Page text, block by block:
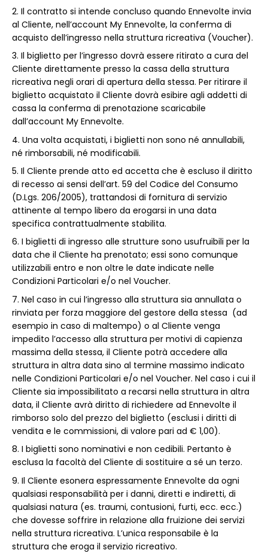
Il contratto si intende concluso quando Ennevolte invia
al Cliente, nell’account My Ennevolte, la conferma di
acquisto dell’ingresso nella struttura ricreativa (Voucher).
Il biglietto per l’ingresso dovrà essere ritirato a cura del
Cliente direttamente presso la cassa della struttura
ricreativa negli orari di apertura della stessa. Per ritirare il
biglietto acquistato il Cliente dovrà esibire agli addetti di
cassa la conferma di prenotazione scaricabile
dall’account My Ennevolte.
Una volta acquistati, i biglietti non sono né annullabili,
né rimborsabili, né modificabili.
Il Cliente prende atto ed accetta che è escluso il diritto
di recesso ai sensi dell’art. 59 del Codice del Consumo
(D.Lgs. 206/2005), trattandosi di fornitura di servizio
attinente al tempo libero da erogarsi in una data
specifica contrattualmente stabilita.
I biglietti di ingresso alle strutture sono usufruibili per la
data che il Cliente ha prenotato; essi sono comunque
utilizzabili entro e non oltre le date indicate nelle
Condizioni Particolari e/o nel Voucher.
Nel caso in cui l’ingresso alla struttura sia annullata o
rinviata per forza maggiore del gestore della stessa (ad
esempio in caso di maltempo) o al Cliente venga
impedito l’accesso alla struttura per motivi di capienza
massima della stessa, il Cliente potrà accedere alla
struttura in altra data sino al termine massimo indicato
nelle Condizioni Particolari e/o nel Voucher. Nel caso i cui il
Cliente sia impossibilitato a recarsi nella struttura in altra
data, il Cliente avrà diritto di richiedere ad Ennevolte il
rimborso solo del prezzo del biglietto (esclusi i diritti di
vendita e le commissioni, di valore pari ad € 1,00).
I biglietti sono nominativi e non cedibili. Pertanto è
esclusa la facoltà del Cliente di sostituire a sé un terzo.
Il Cliente esonera espressamente Ennevolte da ogni
qualsiasi responsabilità per i danni, diretti e indiretti, di
qualsiasi natura (es. traumi, contusioni, furti, ecc. ecc.)
che dovesse soffrire in relazione alla fruizione dei servizi
nella struttura ricreativa. L’unica responsabile è la
struttura che eroga il servizio ricreativo.